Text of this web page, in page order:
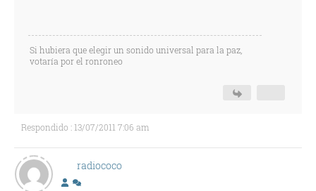
Si hubiera que elegir un sonido universal para la paz,
votaría por el ronroneo
Respondido : 13/07/2011 7:06 am
radiococo